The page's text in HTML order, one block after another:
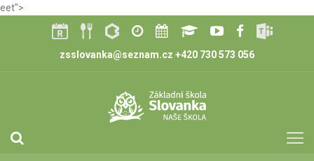
eet">
zsslovanka@seznam.cz +420 730 573 056